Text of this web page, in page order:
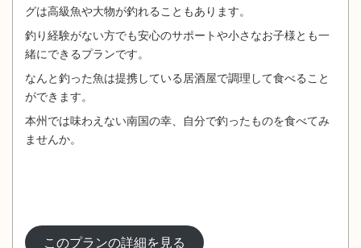
グは高級魚や大物が釣れることもあります。
釣り経験がない方でも安心のサポートや小さなお子様とも一
緒にできるプランです。
なんと釣った魚は提携している居酒屋で調理して食べること
ができます。
本州では味わえない南国の幸、自分で釣ったものを食べてみ
ませんか。
このプランの詳細を見る